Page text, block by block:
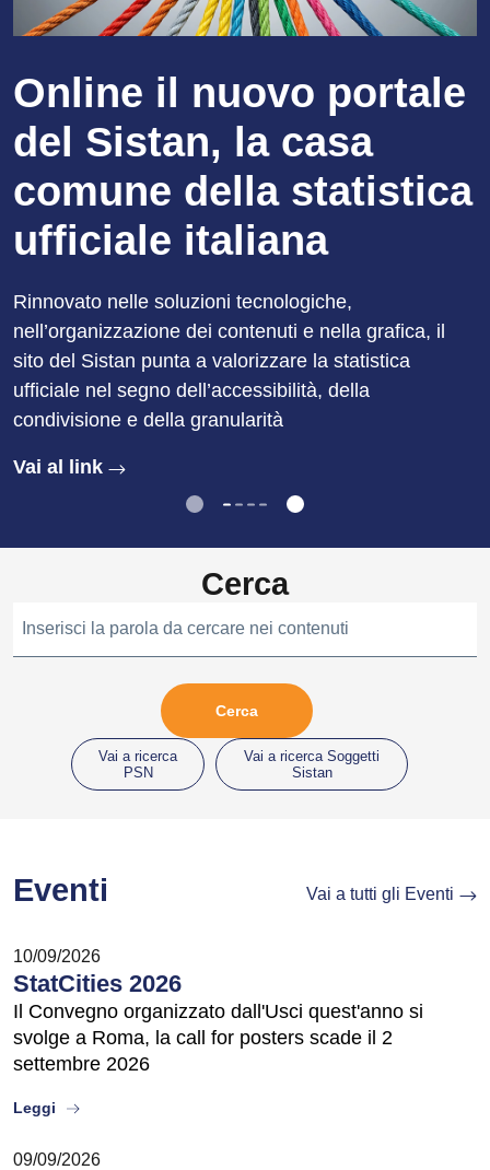
Online il nuovo portale
del Sistan, la casa
comune della statistica
ufficiale italiana
Rinnovato nelle soluzioni tecnologiche,
nell’organizzazione dei contenuti e nella grafica, il
sito del Sistan punta a valorizzare la statistica
ufficiale nel segno dell’accessibilità, della
condivisione e della granularità
Vai al link
Cerca
Inserisci la parola da cercare nei contenuti
Vai a ricerca
PSN
Vai a ricerca Soggetti
Sistan
Eventi Vai a tutti gli Eventi
10/09/2026
StatCities 2026
Il Convegno organizzato dall'Usci quest'anno si
svolge a Roma, la call for posters scade il 2
settembre 2026
Leggi about
09/09/2026